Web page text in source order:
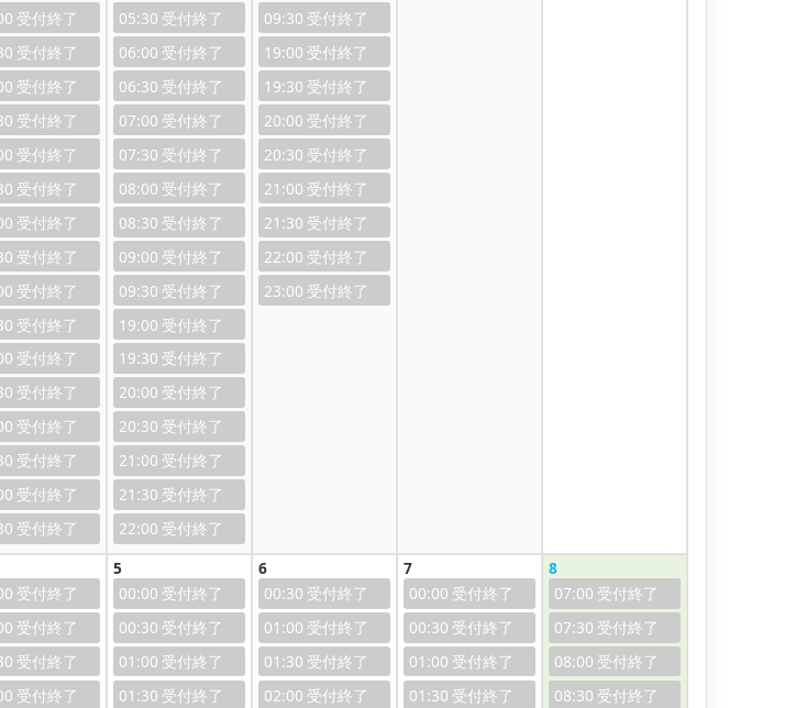
05:30
06:00
06:30
07:00
07:30
08:00
08:30
09:00
09:30
19:00
19:30
20:00
20:30
21:00
21:30
22:00
09:30
19:00
19:30
20:00
20:30
21:00
21:30
22:00
23:00
5
00:00
00:30
01:00
01:30
6
00:30
01:00
01:30
02:00
7
00:00
00:30
01:00
01:30
8
07:00
07:30
08:00
08:30